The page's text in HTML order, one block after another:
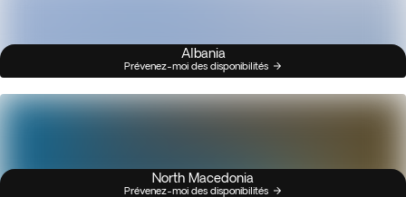
Albania
Prévenez-moi des disponibilités
North Macedonia
Prévenez-moi des disponibilités